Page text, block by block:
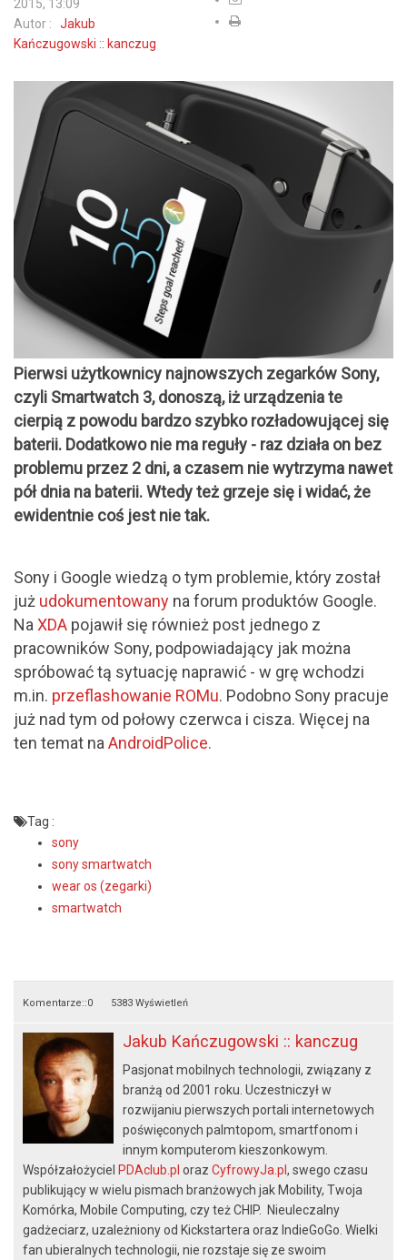
2015, 13:09
Autor : Jakub
Kańczugowski :: kanczug
Pierwsi użytkownicy najnowszych zegarków Sony,
czyli Smartwatch 3, donoszą, iż urządzenia te
cierpią z powodu bardzo szybko rozładowującej się
baterii. Dodatkowo nie ma reguły - raz działa on bez
problemu przez 2 dni, a czasem nie wytrzyma nawet
pół dnia na baterii. Wtedy też grzeje się i widać, że
ewidentnie coś jest nie tak.
Sony i Google wiedzą o tym problemie, który został
już udokumentowany na forum produktów Google.
Na XDA pojawił się również post jednego z
pracowników Sony, podpowiadający jak można
spróbować tą sytuację naprawić - w grę wchodzi
m.in. przeflashowanie ROMu. Podobno Sony pracuje
już nad tym od połowy czerwca i cisza. Więcej na
ten temat na AndroidPolice.
Tag :
sony
sony smartwatch
wear os (zegarki)
smartwatch
Komentarze::0 5383 Wyświetleń
Jakub Kańczugowski :: kanczug
Pasjonat mobilnych technologii, związany z
branżą od 2001 roku. Uczestniczył w
rozwijaniu pierwszych portali internetowych
poświęconych palmtopom, smartfonom i
innym komputerom kieszonkowym.
Współzałożyciel PDAclub.pl oraz CyfrowyJa.pl , swego czasu
publikujący w wielu pismach branżowych jak Mobility, Twoja
Komórka, Mobile Computing, czy też CHIP. Nieuleczalny
gadżeciarz, uzależniony od Kickstartera oraz IndieGoGo. Wielki
fan ubieralnych technologii, nie rozstaje się ze swoim